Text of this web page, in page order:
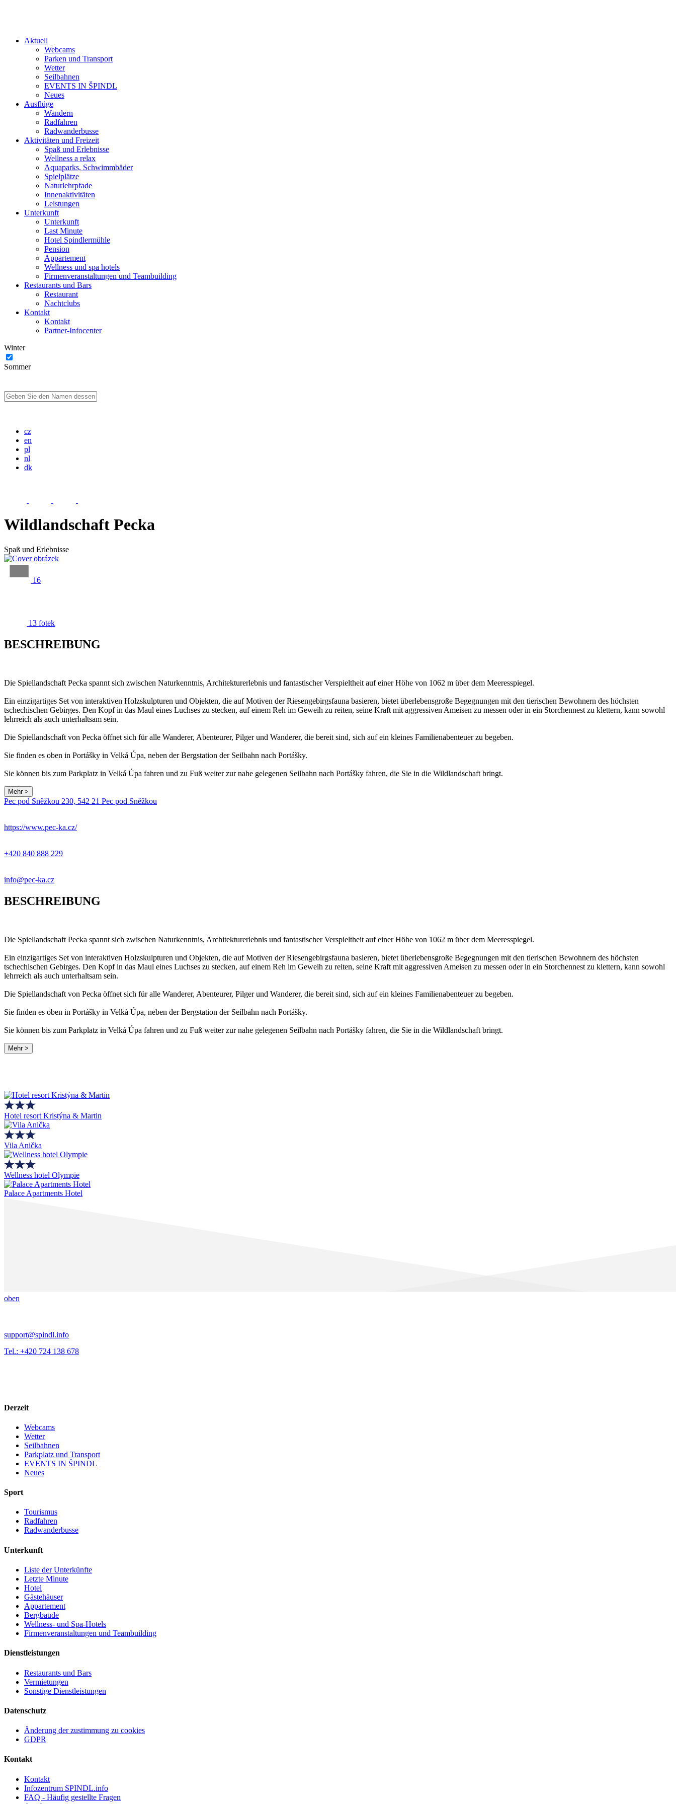
Aktuell
Webcams
Parken und Transport
Wetter
Seilbahnen
EVENTS IN ŠPINDL
Neues
Ausflüge
Wandern
Radfahren
Radwanderbusse
Aktivitäten und Freizeit
Spaß und Erlebnisse
Wellness a relax
Aquaparks, Schwimmbäder
Spielplätze
Naturlehrpfade
Innenaktivitäten
Leistungen
Unterkunft
Unterkunft
Last Minute
Hotel Spindlermühle
Pension
Appartement
Wellness und spa hotels
Firmenveranstaltungen und Teambuilding
Restaurants und Bars
Restaurant
Nachtclubs
Kontakt
Kontakt
Partner-Infocenter
Winter
Sommer
cz
en
pl
nl
dk
Wildlandschaft Pecka
Spaß und Erlebnisse
16
13 fotek
BESCHREIBUNG
Die Spiellandschaft Pecka spannt sich zwischen Naturkenntnis, Architekturerlebnis und fantastischer Verspieltheit auf einer Höhe von 1062 m über dem Meeresspiegel.
Ein einzigartiges Set von interaktiven Holzskulpturen und Objekten, die auf Motiven der Riesengebirgsfauna basieren, bietet überlebensgroße Begegnungen mit den tierischen Bewohnern des höchsten
tschechischen Gebirges. Den Kopf in das Maul eines Luchses zu stecken, auf einem Reh im Geweih zu reiten, seine Kraft mit aggressiven Ameisen zu messen oder in ein Storchennest zu klettern, kann sowohl
lehrreich als auch unterhaltsam sein.
Die Spiellandschaft von Pecka öffnet sich für alle Wanderer, Abenteurer, Pilger und Wanderer, die bereit sind, sich auf ein kleines Familienabenteuer zu begeben.
Sie finden es oben in Portášky in Velká Úpa, neben der Bergstation der Seilbahn nach Portášky.
Sie können bis zum Parkplatz in Velká Úpa fahren und zu Fuß weiter zur nahe gelegenen Seilbahn nach Portášky fahren, die Sie in die Wildlandschaft bringt.
Mehr >
−
Pec pod Sněžkou 230, 542 21 Pec pod Sněžkou
https://www.pec-ka.cz/
+420 840 888 229
info@pec-ka.cz
BESCHREIBUNG
Die Spiellandschaft Pecka spannt sich zwischen Naturkenntnis, Architekturerlebnis und fantastischer Verspieltheit auf einer Höhe von 1062 m über dem Meeresspiegel.
Ein einzigartiges Set von interaktiven Holzskulpturen und Objekten, die auf Motiven der Riesengebirgsfauna basieren, bietet überlebensgroße Begegnungen mit den tierischen Bewohnern des höchsten
tschechischen Gebirges. Den Kopf in das Maul eines Luchses zu stecken, auf einem Reh im Geweih zu reiten, seine Kraft mit aggressiven Ameisen zu messen oder in ein Storchennest zu klettern, kann sowohl
lehrreich als auch unterhaltsam sein.
Die Spiellandschaft von Pecka öffnet sich für alle Wanderer, Abenteurer, Pilger und Wanderer, die bereit sind, sich auf ein kleines Familienabenteuer zu begeben.
Sie finden es oben in Portášky in Velká Úpa, neben der Bergstation der Seilbahn nach Portášky.
Sie können bis zum Parkplatz in Velká Úpa fahren und zu Fuß weiter zur nahe gelegenen Seilbahn nach Portášky fahren, die Sie in die Wildlandschaft bringt.
Mehr >
Hotel resort Kristýna & Martin
Vila Anička
Wellness hotel Olympie
Palace Apartments Hotel
oben
support@spindl.info
Tel.: +420 724 138 678
Derzeit
Webcams
Wetter
Seilbahnen
Parkplatz und Transport
EVENTS IN ŠPINDL
Neues
Sport
Tourismus
Radfahren
Radwanderbusse
Unterkunft
Liste der Unterkünfte
Letzte Minute
Hotel
Gästehäuser
Appartement
Bergbaude
Wellness- und Spa-Hotels
Firmenveranstaltungen und Teambuilding
Dienstleistungen
Restaurants und Bars
Vermietungen
Sonstige Dienstleistungen
Datenschutz
Änderung der zustimmung zu cookies
GDPR
Kontakt
Kontakt
Infozentrum SPINDL.info
FAQ - Häufig gestellte Fragen